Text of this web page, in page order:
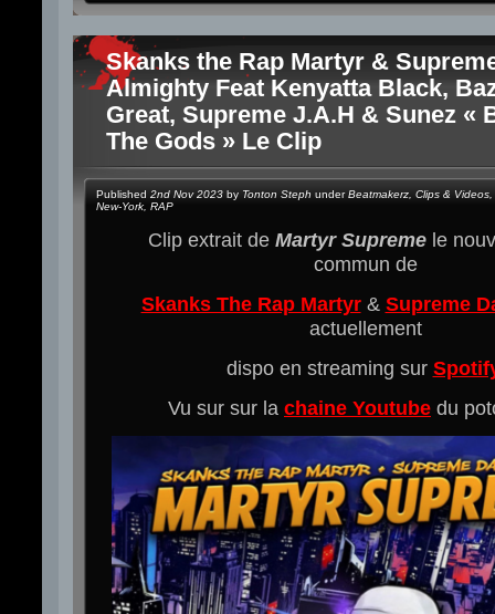
Skanks the Rap Martyr &
Almighty Feat Kenyatta Black,
Great, Supreme J.A.H & Sunez «
The Gods » Le Clip
Published 2nd Nov 2023 by Tonton Steph underBeatmakerz Clips & Videos
New-York RAP
Clip extrait de Martyr Supreme le
commun de
Skanks The Rap Martyr& Supreme
actuellement
dispo en streaming sur
Vu sur sur la chaine Youtube du